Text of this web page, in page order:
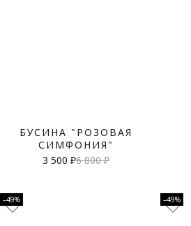
БУСИНА "РОЗОВАЯ
СИМФОНИЯ"
3 500 ₽6 800 ₽
–49% –49%